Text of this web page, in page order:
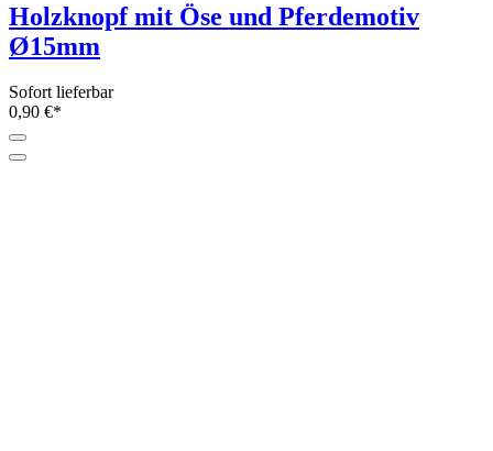
Holzknopf mit Öse und Pferdemotiv
Ø15mm
Sofort lieferbar
0,90 €*